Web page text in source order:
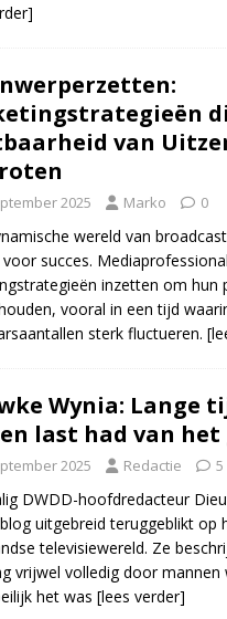
van
2025 Marko 0
wereld van
voor succes.
inzetten om hun
vooral in een tijd
sterk fluctueren.
Wynia: Lange
last had van
2025 Redactie 5
DWDD-hoofdredacteur
uitgebreid teruggeblikt op
televisiewereld. Ze
vrijwel volledig door
het was [lees verder]